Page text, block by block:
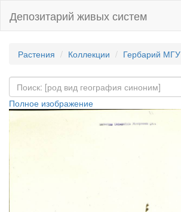
Депозитарий живых систем
Растения Коллекции Гербарий МГУ
Полное изображение